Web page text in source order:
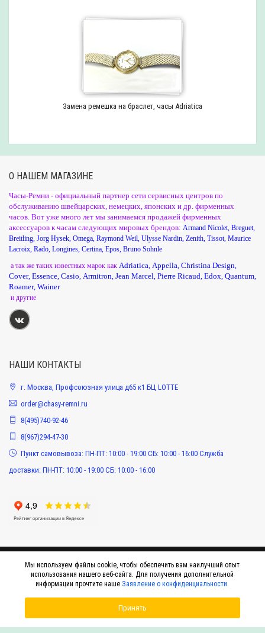
Замена ремешка на браслет, часы Adriatica
О НАШЕМ МАГАЗИНЕ
Часы-Ремни - официальный партнер сети сервисных центров по
обслуживанию швейцарских, немецких, японских и др. фирменных
часов. Вот уже много лет мы занимаемся продажей фирменных
аксессуаров к часам следующих мировых брендов: Armand Nicolet Breguet
Breitling Jorg Hysek Omega Raymond Weil Ulysse Nardin Zenith Tissot Maurice
Lacroix Rado Longines Certina Epos Bruno Sohnle
а так же таких известных марок как Adriatica Appella Christina Design
Cover, Essence Casio Armitron Jean Marcel Pierre Ricaud Edox Quantum
Roamer, Wainer
и другие
НАШИ КОНТАКТЫ
г. Москва, Профсоюзная улица д65 к1 БЦ LOTTE
order@chasy-remni.ru
8(495)740-92-46
8(967)294-47-30
Пункт самовывоза: ПН-ПТ: 10:00 - 19:00 СБ: 10:00 - 16:00 Служба
доставки: ПН-ПТ: 10:00 - 19:00 СБ: 10:00 - 16:00
© 2015-2026 Интернет-магазин оригинальных аксессуаров к наручным часам
Мы используем файлы cookie, чтобы обеспечить вам наилучший опыт
использования нашего веб-сайта. Для получения дополнительной
информации прочтите наше Заявление о конфиденциальности.
Принять